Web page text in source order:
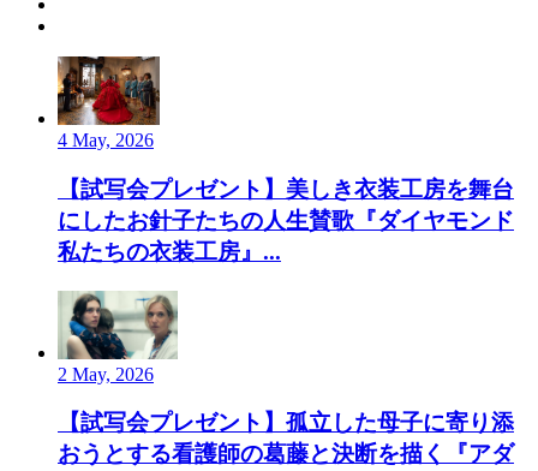
4 May, 2026
【試写会プレゼント】美しき衣装工房を舞台
にしたお針子たちの人生賛歌『ダイヤモンド
私たちの衣装工房』...
2 May, 2026
【試写会プレゼント】孤立した母子に寄り添
おうとする看護師の葛藤と決断を描く『アダ